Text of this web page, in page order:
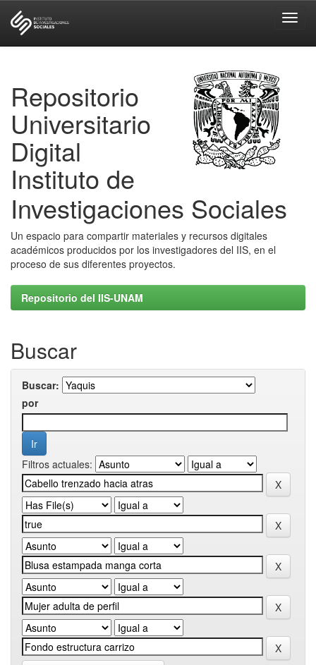
Repositorio
Universitario
Digital
Instituto de
Investigaciones Sociales
Un espacio para compartir materiales y recursos digitales
académicos producidos por los investigadores del IIS, en el
proceso de sus diferentes proyectos.
Repositorio del IIS-UNAM
Buscar
Buscar:
por
Filtros actuales: